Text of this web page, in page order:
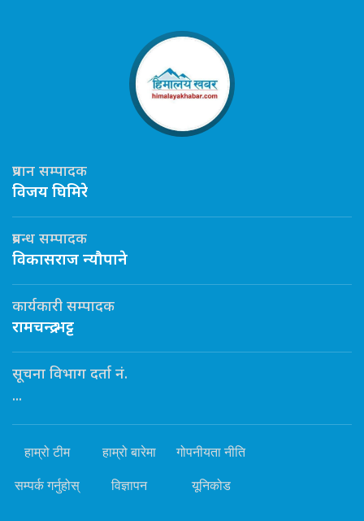
प्रधान सम्पादक
विजय घिमिरे
प्रबन्ध सम्पादक
विकासराज न्यौपाने
कार्यकारी सम्पादक
रामचन्द्र भट्ट
सूचना विभाग दर्ता नं.
...
हाम्रो टीम हाम्रो बारेमा गोपनीयता नीति
सम्पर्क गर्नुहोस् विज्ञापन यूनिकोड